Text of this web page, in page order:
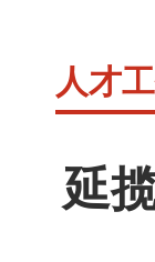
人才
延